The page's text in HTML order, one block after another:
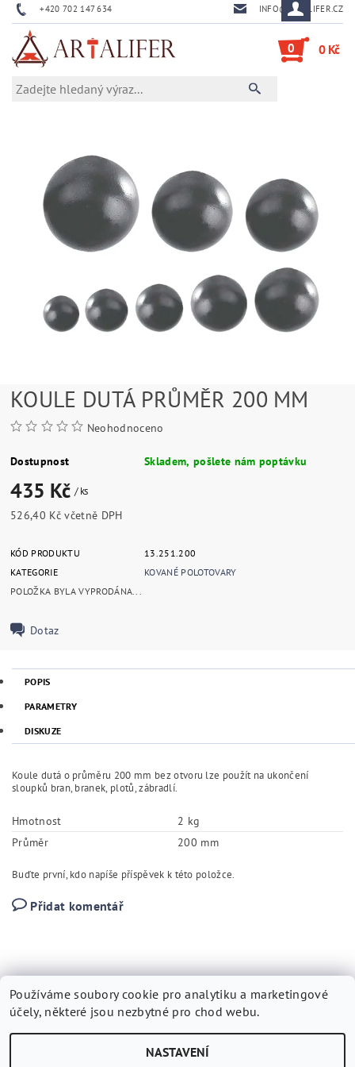
+420 702 147 634 INFO@ARTALIFER.CZ
0 0 Kč
KOULE DUTÁ PRŮMĚR 200 MM
Neohodnoceno
Dostupnost Skladem, pošlete nám poptávku
435 Kč/ ks
526,40 Kč včetně DPH
KÓD PRODUKTU
13.251.200
KATEGORIE
KOVANÉ POLOTOVARY
POLOŽKA BYLA VYPRODÁNA...
Dotaz
POPIS
PARAMETRY
DISKUZE
Koule dutá o průměru 200 mm bez otvoru lze použít na ukončení
sloupků bran, branek, plotů, zábradlí.
Hmotnost
2 kg
Průměr
200 mm
Buďte první, kdo napíše příspěvek k této položce.
Přidat komentář
Kovárna Vytopil | Tvorbawebstranek.cz
Používáme soubory cookie pro analytiku a marketingové
účely, některé jsou nezbytné pro chod webu.
NASTAVENÍ